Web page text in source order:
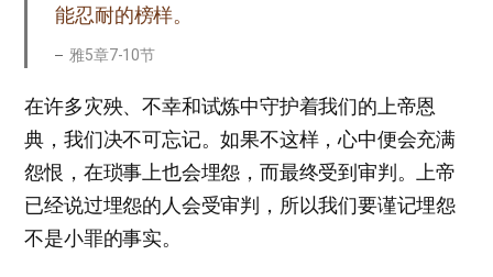
能忍耐的榜样。
雅5章7-10节
在许多灾殃、不幸和试炼中守护着我们的上帝恩
典，我们决不可忘记。如果不这样，心中便会充满
怨恨，在琐事上也会埋怨，而最终受到审判。上帝
已经说过埋怨的人会受审判，所以我们要谨记埋怨
不是小罪的事实。